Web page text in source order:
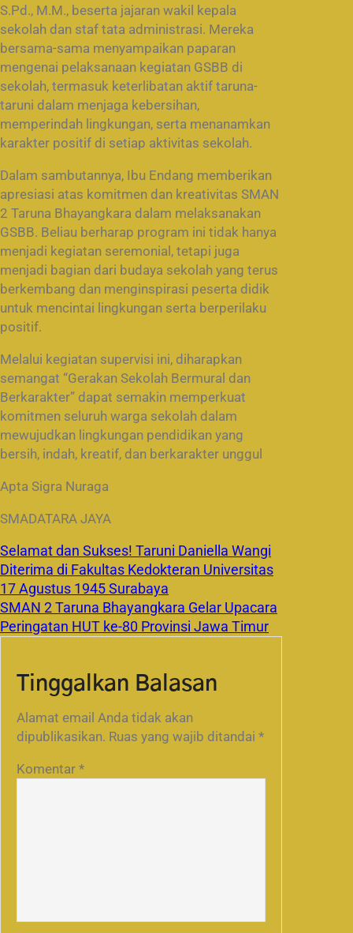
S.Pd., M.M., beserta jajaran wakil kepala
sekolah dan staf tata administrasi. Mereka
bersama-sama menyampaikan paparan
mengenai pelaksanaan kegiatan GSBB di
sekolah, termasuk keterlibatan aktif taruna-
taruni dalam menjaga kebersihan,
memperindah lingkungan, serta menanamkan
karakter positif di setiap aktivitas sekolah.
Dalam sambutannya, Ibu Endang memberikan
apresiasi atas komitmen dan kreativitas SMAN
2 Taruna Bhayangkara dalam melaksanakan
GSBB. Beliau berharap program ini tidak hanya
menjadi kegiatan seremonial, tetapi juga
menjadi bagian dari budaya sekolah yang terus
berkembang dan menginspirasi peserta didik
untuk mencintai lingkungan serta berperilaku
positif.
Melalui kegiatan supervisi ini, diharapkan
semangat “Gerakan Sekolah Bermural dan
Berkarakter” dapat semakin memperkuat
komitmen seluruh warga sekolah dalam
mewujudkan lingkungan pendidikan yang
bersih, indah, kreatif, dan berkarakter unggul
Apta Sigra Nuraga
SMADATARA JAYA
Selamat dan Sukses! Taruni Daniella Wangi
Diterima di Fakultas Kedokteran Universitas
17 Agustus 1945 Surabaya
SMAN 2 Taruna Bhayangkara Gelar Upacara
Peringatan HUT ke-80 Provinsi Jawa Timur
Tinggalkan Balasan
Alamat email Anda tidak akan
dipublikasikan. Ruas yang wajib ditandai *
Komentar *